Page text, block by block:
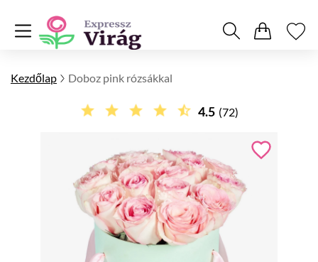
Kezdőlap Doboz pink rózsákkal
4.5 (72)